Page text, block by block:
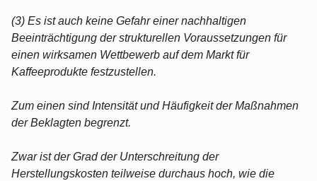
(3) Es ist auch keine Gefahr einer nachhaltigen
Beeinträchtigung der strukturellen Voraussetzungen für
einen wirksamen Wettbewerb auf dem Markt für
Kaffeeprodukte festzustellen.
Zum einen sind Intensität und Häufigkeit der Maßnahmen
der Beklagten begrenzt.
Zwar ist der Grad der Unterschreitung der
Herstellungskosten teilweise durchaus hoch, wie die